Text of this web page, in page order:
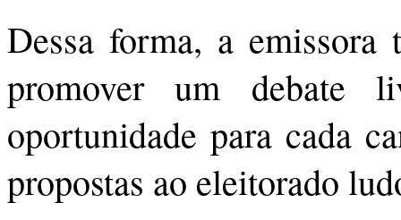
Dessa forma, a
promover um debate
oportunidade para cada
propostas ao eleitorado